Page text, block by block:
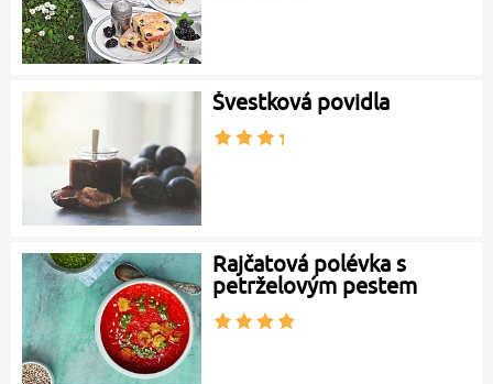
Švestková povidla
Rajčatová polévka s
petrželovým pestem